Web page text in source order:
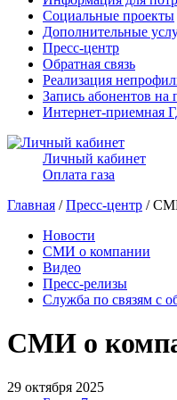
Социальные проекты
Дополнительные
Пресс-центр
Обратная связь
Реализация
Запись абонентов на
Интернет-приемная
Личный кабинет
Оплата газа
Главная /Пресс-центр /
Новости
СМИ о компании
Видео
Пресс-релизы
Служба по связям с
СМИ о
29 октября 2025